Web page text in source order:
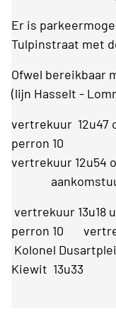
Er is
Tulpinstraat met
Ofwel bereikbaar
(lijn Hasselt -
vertrekuur 12u47
perron 10
vertrekuur 12u54
aankomstuur
vertrekuur 13u18
perron 10
Kolonel
Kiewit 13u33